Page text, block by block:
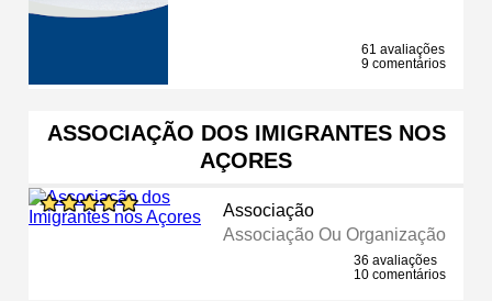
61 avaliações
9 comentários
ASSOCIAÇÃO DOS IMIGRANTES NOS
AÇORES
Associação
Associação Ou Organização
36 avaliações
10 comentários